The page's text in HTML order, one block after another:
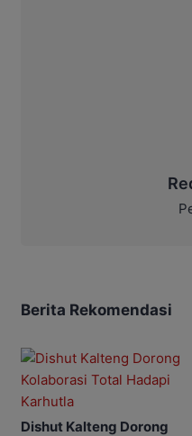
Berita Rekomendasi
Dishut Kalteng Dorong